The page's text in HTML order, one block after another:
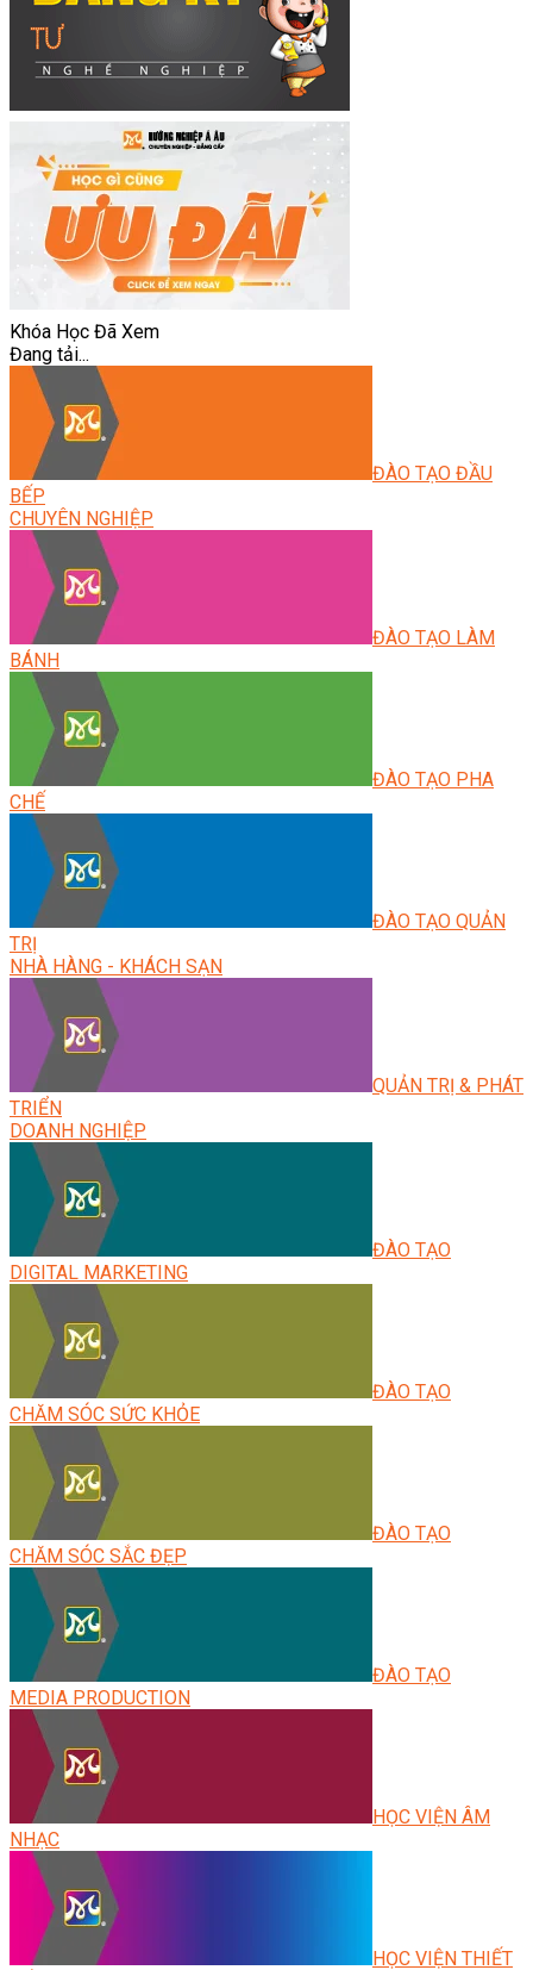
Khóa Học Đã Xem
Đang tải...
ĐÀO TẠO ĐẦU
BẾP
CHUYÊN NGHIỆP
ĐÀO TẠO LÀM
BÁNH
ĐÀO TẠO PHA
CHẾ
ĐÀO TẠO QUẢN
TRỊ
NHÀ HÀNG - KHÁCH SẠN
QUẢN TRỊ & PHÁT
TRIỂN
DOANH NGHIỆP
ĐÀO TẠO
DIGITAL MARKETING
ĐÀO TẠO
CHĂM SÓC SỨC KHỎE
ĐÀO TẠO
CHĂM SÓC SẮC ĐẸP
ĐÀO TẠO
MEDIA PRODUCTION
HỌC VIỆN ÂM
NHẠC
HỌC VIỆN THIẾT